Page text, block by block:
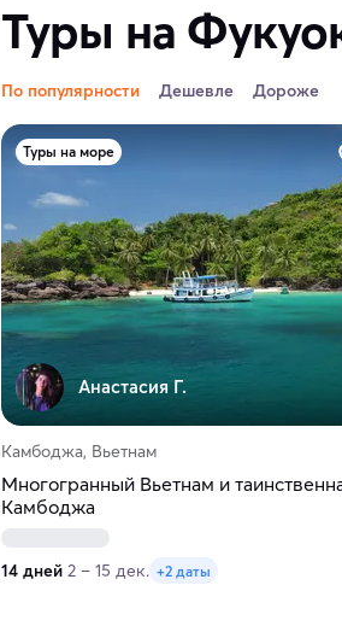
Туры на
По популярности Дешевле Дороже
Туры на море
Анастасия Г.
Камбоджа, Вьетнам
Многогранный Вьетнам и
Камбоджа
14 дней 2 – 15 дек. +2 даты